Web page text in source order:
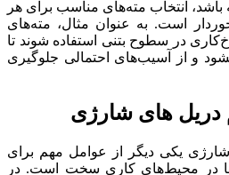
باشد، انتخاب مته‌های مناسب برای هر
است. به عنوان مثال، مته‌های
در سطوح بتنی استفاده شوند تا
و از آسیب‌های احتمالی جلوگیری
دریل های شارژی
یکی دیگر از عوامل مهم برای
در محیط‌های کاری سخت است. در